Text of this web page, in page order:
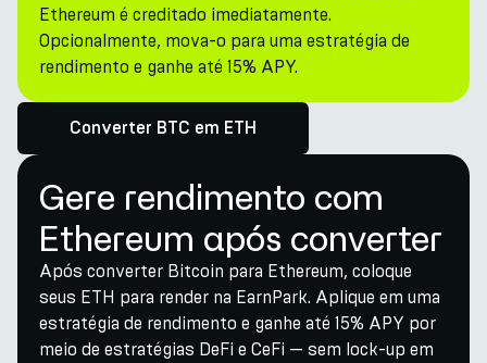
Ethereum é creditado imediatamente.
Opcionalmente, mova-o para uma estratégia de
rendimento e ganhe até 15% APY.
Converter BTC em ETH
Gere rendimento com
Ethereum após converter
Após converter Bitcoin para Ethereum, coloque
seus ETH para render na EarnPark. Aplique em uma
estratégia de rendimento e ganhe até 15% APY por
meio de estratégias DeFi e CeFi — sem lock-up em